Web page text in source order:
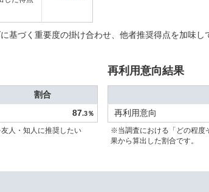
づく重要度の掛け合わせ、他者推奨得点を加味し
割合
87.3％
人・知人に推奨したい
再利用意向結果
再利用意向
※当調査における「どの程度
果から算出した割合です。